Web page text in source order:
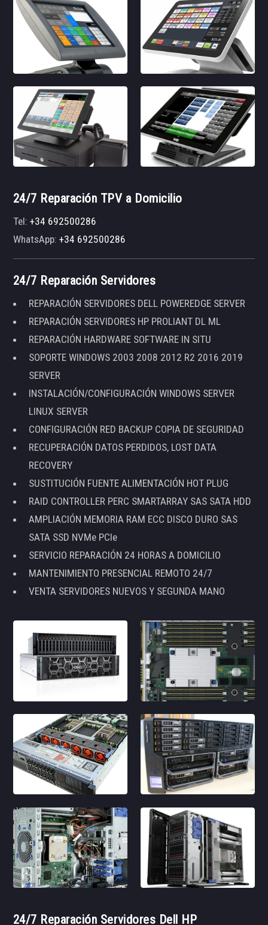
24/7 Reparación TPV a Domicilio
Tel:+34 692500286
WhatsApp:+34 692500286
24/7 Reparación Servidores
REPARACIÓN SERVIDORES DELL POWEREDGE SERVER
REPARACIÓN SERVIDORES HP PROLIANT DL ML
REPARACIÓN HARDWARE SOFTWARE IN SITU
SOPORTE WINDOWS 2003 2008 2012 R2 2016 2019
SERVER
INSTALACIÓN/CONFIGURACIÓN WINDOWS SERVER
LINUX SERVER
CONFIGURACIÓN RED BACKUP COPIA DE SEGURIDAD
RECUPERACIÓN DATOS PERDIDOS, LOST DATA
RECOVERY
SUSTITUCIÓN FUENTE ALIMENTACIÓN HOT PLUG
RAID CONTROLLER PERC SMARTARRAY SAS SATA HDD
AMPLIACIÓN MEMORIA RAM ECC DISCO DURO SAS
SATA SSD NVMe PCIe
SERVICIO REPARACIÓN 24 HORAS A DOMICILIO
MANTENIMIENTO PRESENCIAL REMOTO 24/7
VENTA SERVIDORES NUEVOS Y SEGUNDA MANO
24/7 Reparación Servidores Dell HP